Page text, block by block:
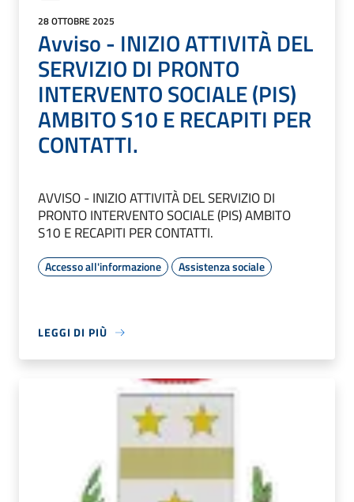
28 OTTOBRE 2025
Avviso - INIZIO ATTIVITÀ DEL
SERVIZIO DI PRONTO
INTERVENTO SOCIALE (PIS)
AMBITO S10 E RECAPITI PER
CONTATTI.
AVVISO - INIZIO ATTIVITÀ DEL SERVIZIO DI
PRONTO INTERVENTO SOCIALE (PIS) AMBITO
S10 E RECAPITI PER CONTATTI.
Accesso all'informazione Assistenza sociale
LEGGI DI PIÙ